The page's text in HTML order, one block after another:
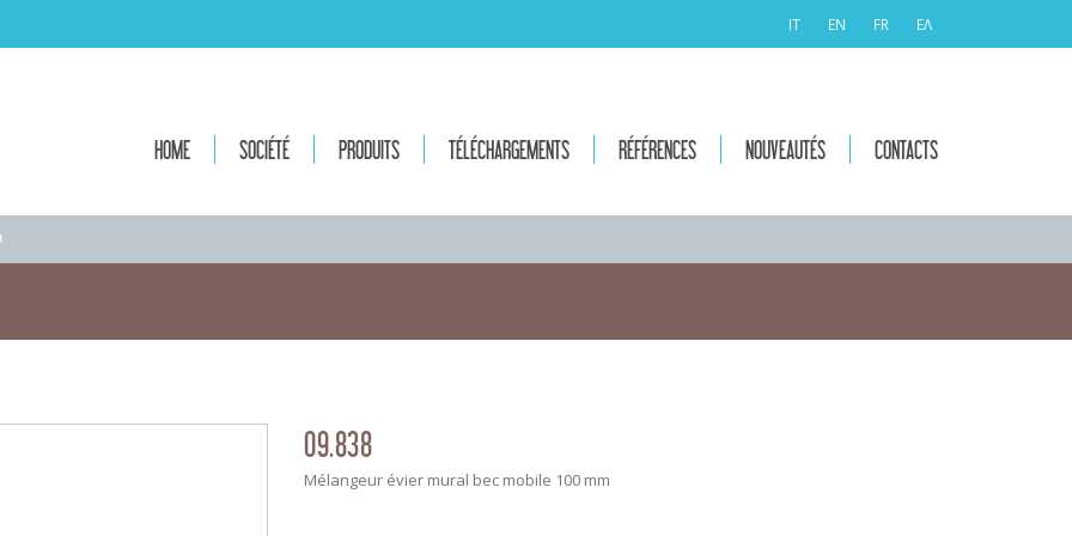
IT EN FR ΕΛ
HOME SOCIÉTÉ PRODUITS TÉLÉCHARGEMENTS RÉFÉRENCES NOUVEAUTÉS CONTACTS
09.838
Mélangeur évier mural bec mobile 100 mm